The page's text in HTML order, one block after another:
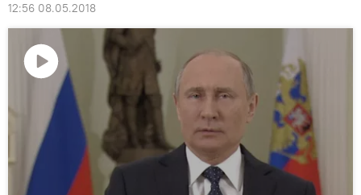
12:56 08.05.2018
Воспроизвести
видео